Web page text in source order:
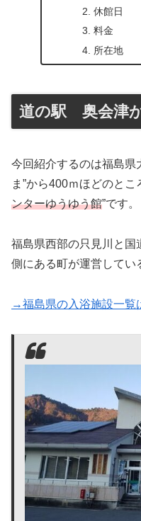
休館日
料金
所在地
道の駅 奥会津
今回紹介するのは福島県
ま”から400ｍほどのとこ
ンターゆうゆう館”です。
福島県西部の只見川と国
側にある町が運営してい
→福島県の入浴施設一覧